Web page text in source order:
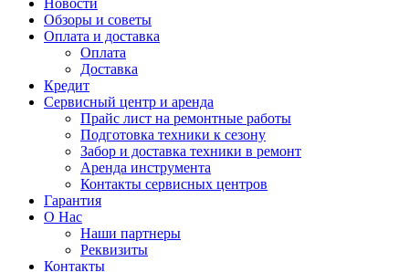
Новости
Обзоры и советы
Оплата и доставка
Оплата
Доставка
Кредит
Сервисный центр и аренда
Прайс лист на ремонтные работы
Подготовка техники к сезону
Забор и доставка техники в ремонт
Аренда инструмента
Контакты сервисных центров
Гарантия
О Нас
Наши партнеры
Реквизиты
Контакты